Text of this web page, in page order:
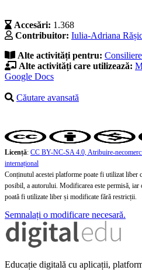
Accesări: 1.368
Contribuitor: Iulia-Adriana
Alte activități pentru: Consiliere
Alte activități care utilizează:
Google Docs
Căutare avansată
Licență: CC BY-NC-SA 4.0, Atribuire-
internațional
Conținutul acestei platforme poate fi utilizat liber
posibil, a autorului. Modificarea este permisă, iar
poată fi utilizate liber și modificate fără restricții.
Semnalați o modificare necesară.
Educație digitală cu aplicații,